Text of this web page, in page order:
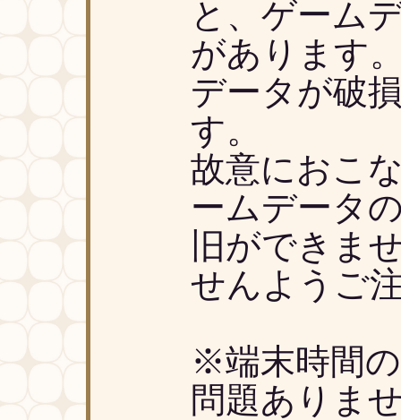
と、ゲーム
があります
データが破
す。
故意におこ
ームデータ
旧ができま
せんようご
※端末時間
問題ありま